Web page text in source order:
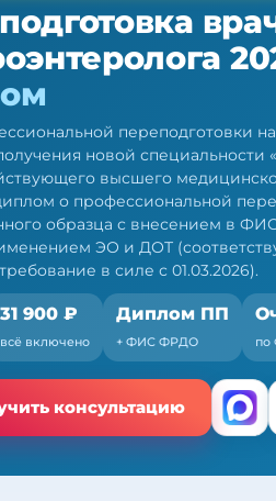
переподготовки
новой специальности
высшего
о профессиональной
образца с внесением в
ЭО и ДОТ
в силе с 01.03.2026).
31 900 ₽
всё включено
Диплом ПП
+ ФИС ФРДО по
консультацию